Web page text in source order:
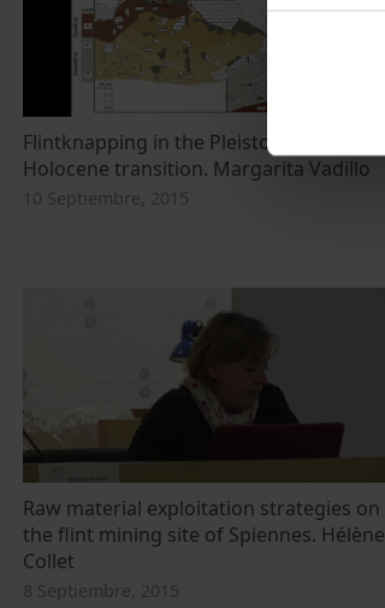
Flintknapping in the Pleistocene-
Holocene transition. Margarita Vadillo
10 Septiembre, 2015
Raw material exploitation strategies on
the flint mining site of Spiennes. Hélène
Collet
8 Septiembre, 2015